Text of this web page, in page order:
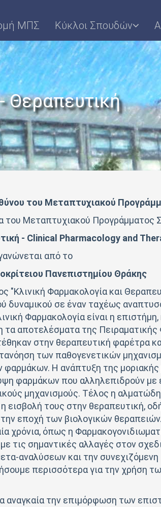
ΜΠΣ
Κύκλοι Σπουδών
Θεραπευτική
του Μεταπτυχιακού
του Μεταπτυχιακού Προγράμματος
- Clinical Pharmacology and
από το
Πανεπιστημίου Θράκης
Φαρμακολογία και
δυναμικού σε έναν ταχέως
Φαρμακολογία είναι η επιστήμη,
αποτελέσματα της Πειραματικής
στην θεραπευτική φαρέτρα
των παθογενετικών
Η ανάπτυξη της μοριακής
φαρμάκων που αλληλεπιδρούν με
μηχανισμούς. Τέλος η
η εισβολή τους στην θεραπευτική,
εποχή των βιολογικών
χρόνια, όπως η
τις σημαντικές αλλαγές στον
αναλύσεων και την συνεχιζόμενη
περισσότερα για την χρήση
αναγκαία την επιμόρφωση των